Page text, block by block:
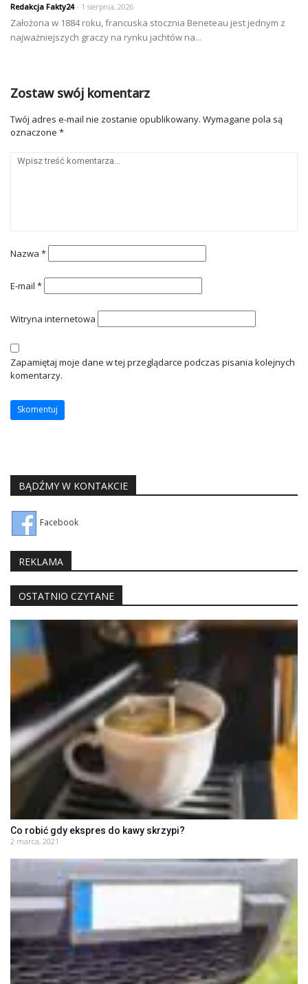
Redakcja Fakty24- 1 sierpnia, 2026
Założona w 1884 roku, francuska stocznia Beneteau jest jednym z
najważniejszych graczy na rynku jachtów na...
Zostaw swój komentarz
Twój adres e-mail nie zostanie opublikowany. Wymagane pola są
oznaczone *
Nazwa *
E-mail *
Witryna internetowa
Zapamiętaj moje dane w tej przeglądarce podczas pisania kolejnych
komentarzy.
BĄDŹMY W KONTAKCIE
Facebook
REKLAMA
OSTATNIO CZYTANE
Co robić gdy ekspres do kawy skrzypi?
2 marca, 2021